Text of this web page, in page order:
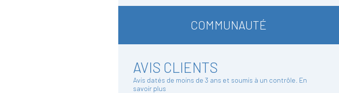
COMMUNAUTÉ
AVIS CLIENTS
Avis datés de moins de 3 ans et soumis à un contrôle. En
savoir plus